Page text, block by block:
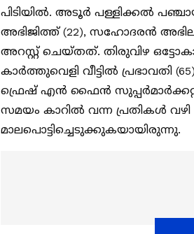
പിടിയില്‍. അടൂര്‍ പള്ളിക്കല്‍
അഭിജിത്ത് (22), സഹോദരന്‍
അറസ്റ്റ് ചെയ്തത്. തിരുവിഴ
കാർത്തുവെളി വീട്ടിൽ പ്രഭാവതി
ഫ്രെഷ് എൻ ഫൈൻ
സമയം കാറിൽ വന്ന പ്രതികള്‍
മാലപൊട്ടിച്ചെടുക്കുകയായിരുന്നു.